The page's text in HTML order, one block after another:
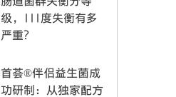
级，III度失衡有多
严重？
首荟®伴侣益生菌成
功研制：从独家配方